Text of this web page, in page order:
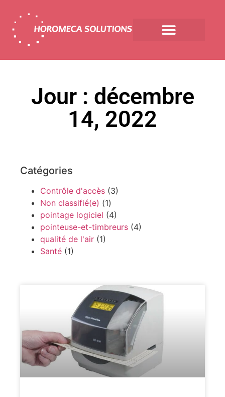
Jour : décembre
14, 2022
Catégories
Contrôle d'accès (3)
Non classifié(e) (1)
pointage logiciel (4)
pointeuse-et-timbreurs (4)
qualité de l'air (1)
Santé (1)